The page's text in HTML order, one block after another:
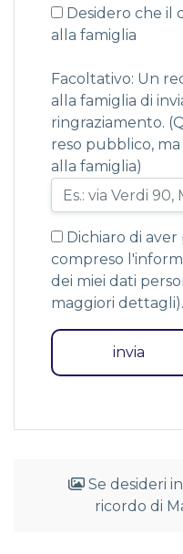
Desidero che il
alla famiglia
Facoltativo: Un
alla famiglia di
ringraziamento.
reso pubblico,
alla famiglia)
Dichiaro di aver
compreso
dei miei dati
maggiori dettagli).
Se desideri
ricordo di